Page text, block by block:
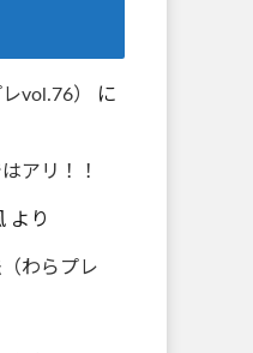
vol.76） に
アリ！！
より
わらプレ